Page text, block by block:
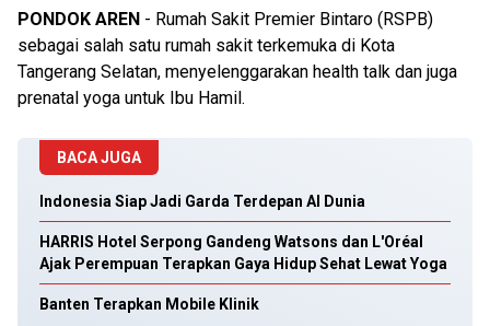
PONDOK AREN - Rumah Sakit Premier Bintaro (RSPB)
sebagai salah satu rumah sakit terkemuka di Kota
Tangerang Selatan, menyelenggarakan health talk dan juga
prenatal yoga untuk Ibu Hamil.
BACA JUGA
Indonesia Siap Jadi Garda Terdepan AI Dunia
HARRIS Hotel Serpong Gandeng Watsons dan L'Oréal
Ajak Perempuan Terapkan Gaya Hidup Sehat Lewat Yoga
Banten Terapkan Mobile Klinik